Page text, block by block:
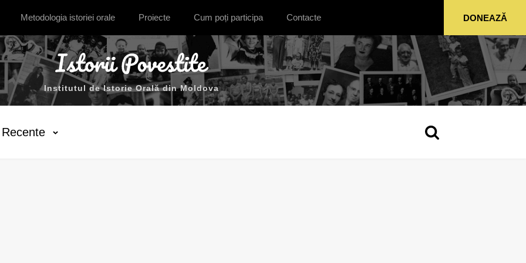
Metodologia istoriei orale Proiecte Cum poți participa Contacte DONEAZĂ
Institutul de Istorie Orală din Moldova
Recente